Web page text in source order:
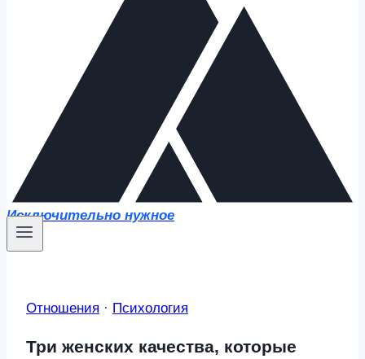
Исключительно нужное
Отношения · Психология
Три женских качества, которые